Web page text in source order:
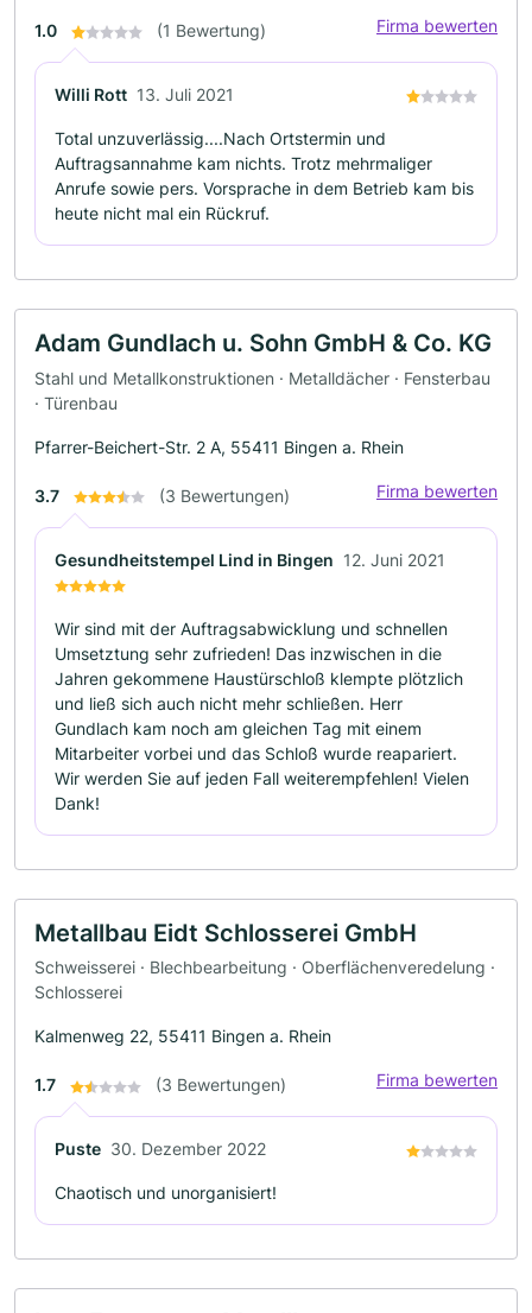
1.0 (1 Bewertung) Firma bewerten
Willi Rott 13. Juli 2021
Total unzuverlässig....Nach Ortstermin und
Auftragsannahme kam nichts. Trotz mehrmaliger
Anrufe sowie pers. Vorsprache in dem Betrieb kam bis
heute nicht mal ein Rückruf.
Adam Gundlach u. Sohn GmbH & Co. KG
Stahl und Metallkonstruktionen · Metalldächer · Fensterbau
· Türenbau
Pfarrer-Beichert-Str. 2 A, 55411 Bingen a. Rhein
3.7 (3 Bewertungen) Firma bewerten
Gesundheitstempel Lind in Bingen 12. Juni 2021
Wir sind mit der Auftragsabwicklung und schnellen
Umsetztung sehr zufrieden! Das inzwischen in die
Jahren gekommene Haustürschloß klempte plötzlich
und ließ sich auch nicht mehr schließen. Herr
Gundlach kam noch am gleichen Tag mit einem
Mitarbeiter vorbei und das Schloß wurde reapariert.
Wir werden Sie auf jeden Fall weiterempfehlen! Vielen
Dank!
Metallbau Eidt Schlosserei GmbH
Schweisserei · Blechbearbeitung · Oberflächenveredelung ·
Schlosserei
Kalmenweg 22, 55411 Bingen a. Rhein
1.7 (3 Bewertungen) Firma bewerten
Puste 30. Dezember 2022
Chaotisch und unorganisiert!